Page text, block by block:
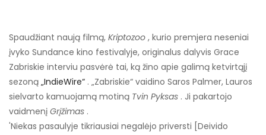
Spaudžiant naują filmą, Kriptozoo , kurio premjera neseniai
įvyko Sundance kino festivalyje, originalus dalyvis Grace
Zabriskie interviu pasvėrė tai, ką žino apie galimą ketvirtąjį
sezoną „IndieWire“ . „Zabriskie“ vaidino Saros Palmer, Lauros
sielvarto kamuojamą motiną Tvin Pyksas . Ji pakartojo
vaidmenį Grįžimas .
'Niekas pasaulyje tikriausiai negalėjo priversti [Deivido